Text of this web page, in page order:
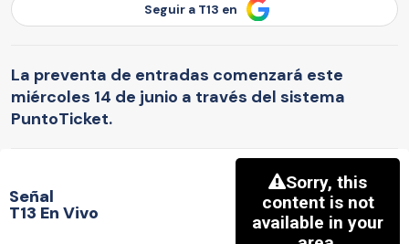
Seguir a T13 en
La preventa de entradas comenzará este
miércoles 14 de junio a través del sistema
PuntoTicket.
Señal
T13 En Vivo